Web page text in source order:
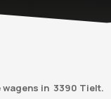
wagens in 3390 Tielt.